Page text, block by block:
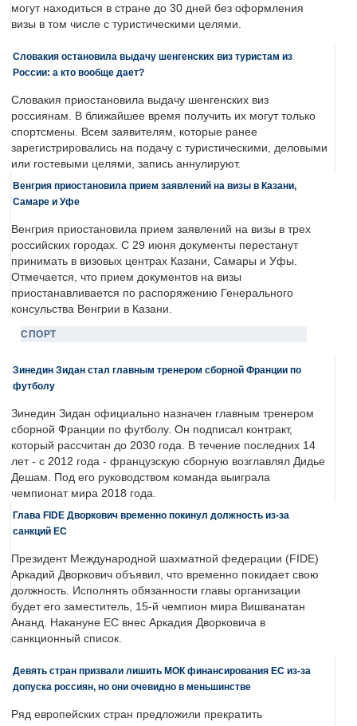
могут находиться в стране до 30 дней без оформления
визы в том числе с туристическими целями.
Словакия остановила выдачу шенгенских виз туристам из
России: а кто вообще дает?
Словакия приостановила выдачу шенгенских виз
россиянам. В ближайшее время получить их могут только
спортсмены. Всем заявителям, которые ранее
зарегистрировались на подачу с туристическими, деловыми
или гостевыми целями, запись аннулируют.
Венгрия приостановила прием заявлений на визы в Казани,
Самаре и Уфе
Венгрия приостановила прием заявлений на визы в трех
российских городах. С 29 июня документы перестанут
принимать в визовых центрах Казани, Самары и Уфы.
Отмечается, что прием документов на визы
приостанавливается по распоряжению Генерального
консульства Венгрии в Казани.
СПОРТ
Зинедин Зидан стал главным тренером сборной Франции по
футболу
Зинедин Зидан официально назначен главным тренером
сборной Франции по футболу. Он подписал контракт,
который рассчитан до 2030 года. В течение последних 14
лет - с 2012 года - французскую сборную возглавлял Дидье
Дешам. Под его руководством команда выиграла
чемпионат мира 2018 года.
Глава FIDE Дворкович временно покинул должность из-за
санкций ЕС
Президент Международной шахматной федерации (FIDE)
Аркадий Дворкович объявил, что временно покидает свою
должность. Исполнять обязанности главы организации
будет его заместитель, 15-й чемпион мира Вишванатан
Ананд. Накануне ЕС внес Аркадия Дворковича в
санкционный список.
Девять стран призвали лишить МОК финансирования ЕС из-за
допуска россиян, но они очевидно в меньшинстве
Ряд европейских стран предложили прекратить